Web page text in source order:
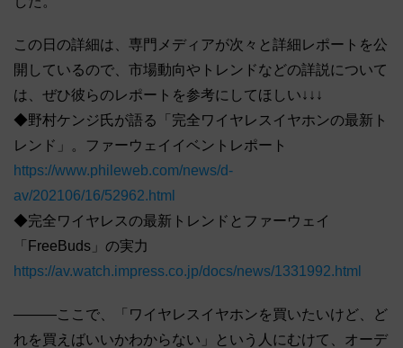
この日の詳細は、専門メディアが次々と詳細レポートを公
開しているので、市場動向やトレンドなどの詳説について
は、ぜひ彼らのレポートを参考にしてほしい↓↓↓
◆野村ケンジ氏が語る「完全ワイヤレスイヤホンの最新ト
レンド」。ファーウェイイベントレポート
https://www.phileweb.com/news/d-
av/202106/16/52962.html
◆完全ワイヤレスの最新トレンドとファーウェイ
「FreeBuds」の実力
https://av.watch.impress.co.jp/docs/news/1331992.html
―――ここで、「ワイヤレスイヤホンを買いたいけど、ど
れを買えばいいかわからない」という人にむけて、オーデ